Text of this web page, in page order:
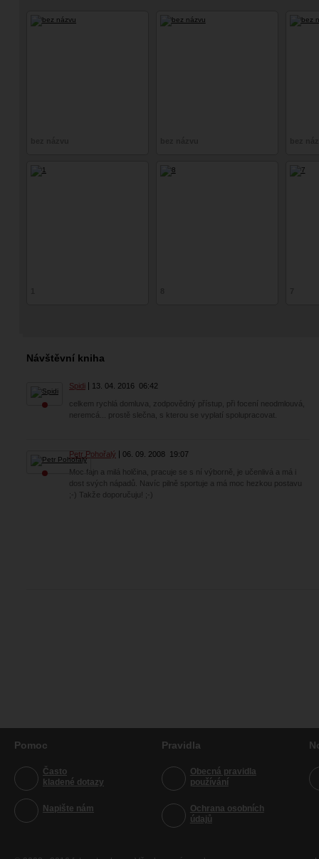
Návštěvní kniha
Spidi 13. 04. 2016 06:42
celkem rychlá domluva, zodpovědný přístup, při focení neodmlouvá,
neremcá... prostě slečna, s kterou se vyplatí spolupracovat.
Petr Pohořalý 06. 09. 2008 19:07
Moc fajn a milá holčina, pracuje se s ní výborně, je učenlivá a má i
dost svých nápadů. Navíc pilně sportuje a má moc hezkou postavu
;-) Takže doporučuju! ;-)
Pomoc
Často
kladené dotazy
Napište nám
Pravidla
Obecná pravidla
používání
Ochrana osobních
údajů